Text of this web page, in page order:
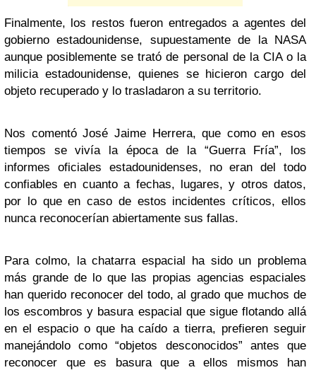
Finalmente, los restos fueron entregados a agentes del
gobierno estadounidense, supuestamente de la NASA
aunque posiblemente se trató de personal de la CIA o la
milicia estadounidense, quienes se hicieron cargo del
objeto recuperado y lo trasladaron a su territorio.
Nos comentó José Jaime Herrera, que como en esos
tiempos se vivía la época de la “Guerra Fría”, los
informes oficiales estadounidenses, no eran del todo
confiables en cuanto a fechas, lugares, y otros datos,
por lo que en caso de estos incidentes críticos, ellos
nunca reconocerían abiertamente sus fallas.
Para colmo, la chatarra espacial ha sido un problema
más grande de lo que las propias agencias espaciales
han querido reconocer del todo, al grado que muchos de
los escombros y basura espacial que sigue flotando allá
en el espacio o que ha caído a tierra, prefieren seguir
manejándolo como “objetos desconocidos” antes que
reconocer que es basura que a ellos mismos han